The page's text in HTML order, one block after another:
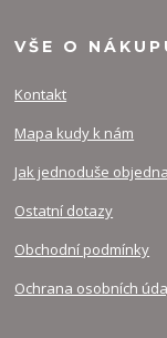
VŠE O
Kontakt
Mapa kudy k nám
Jak jednoduše
Ostatní dotazy
Obchodní podmínky
Ochrana osobních